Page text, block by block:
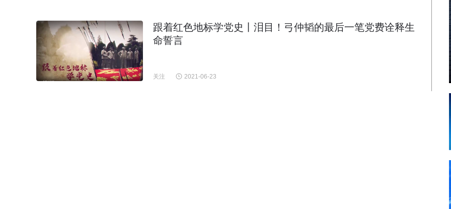
跟着红色地标学党史丨泪目！弓仲韬的最后一笔党费诠释生
命誓言
关注 2021-06-23